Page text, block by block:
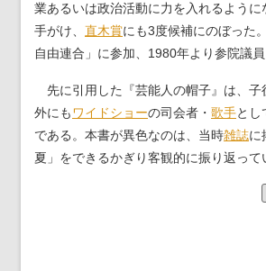
業あるいは政治活動に力を入れるよう
手がけ、 直木賞にも3度候補にのぼった
自由連合」に参加、1980年より参院議
先に引用した『芸能人の帽子』は、子
外にもワイドショーの司会者・ 歌手とし
である。本書が異色なのは、当時雑誌に
夏」をできるかぎり客観的に振り返って